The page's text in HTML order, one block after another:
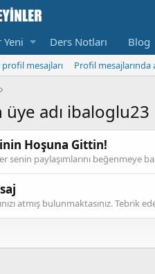
Yeni Ders Notları Blog
profil mesajları
Profil mesajlarında
adı ibaloglu23
Hoşuna Gittin!
senin paylaşımlarını beğenmeye
atmış bulunmaktasınız. Tebrik